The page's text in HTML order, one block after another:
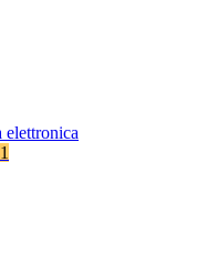
elettronica